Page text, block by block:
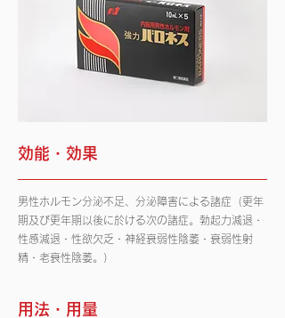
効能・効果
男性ホルモン分泌不足、分泌障害による諸症（更年
期及び更年期以後に於ける次の諸症。勃起力減退・
性感減退・性欲欠乏・神経衰弱性陰萎・衰弱性射
精・老衰性陰萎。）
用法・用量